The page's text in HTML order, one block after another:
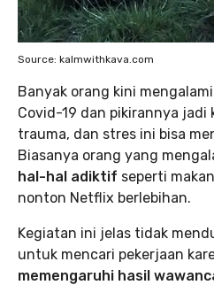
Source: kalmwithkava.com
Banyak orang kini
Covid-19 dan pikirannya jadi
trauma, dan stres ini bisa
Biasanya orang yang
hal-hal adiktif seperti
nonton Netflix berlebihan.
Kegiatan ini jelas tidak
untuk mencari pekerjaan
memengaruhi hasil